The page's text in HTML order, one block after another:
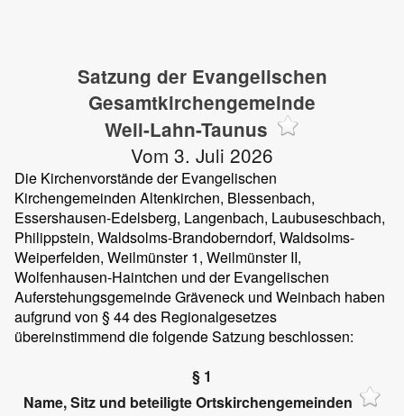
Satzung der Evangelischen
Gesamtkirchengemeinde
Weil-Lahn-Taunus
Vom 3. Juli 2026
Die Kirchenvorstände der Evangelischen
Kirchengemeinden Altenkirchen, Blessenbach,
Essershausen-Edelsberg, Langenbach, Laubuseschbach,
Philippstein, Waldsolms-Brandoberndorf, Waldsolms-
Weiperfelden, Weilmünster 1, Weilmünster II,
Wolfenhausen-Haintchen und der Evangelischen
Auferstehungsgemeinde Gräveneck und Weinbach haben
aufgrund von § 44 des Regionalgesetzes
übereinstimmend die folgende Satzung beschlossen:
§ 1
Name, Sitz und beteiligte Ortskirchengemeinden